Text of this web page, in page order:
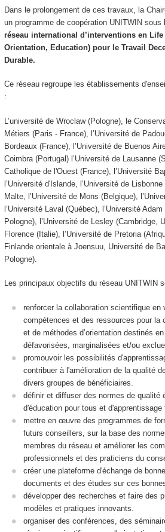
Dans le prolongement de ces travaux, la
un programme de coopération UNITWIN sous
réseau international d’interventions en
Orientation, Education) pour le Travail
Durable.
Ce réseau regroupe les établissements
:
L’université de Wroclaw (Pologne), le
Métiers (Paris - France), l’Université de
Bordeaux (France), l’Université de Buenos
Coimbra (Portugal) l’Université de Lausanne
Catholique de l'Ouest (France), l’Université
l’Université d'Islande, l’Université de
Malte, l’Université de Mons (Belgique),
l’Université Laval (Québec), l’Université
Pologne), l’Université de Lesley (Cambridge,
Florence (Italie), l’Université de Pretoria
Finlande orientale à Joensuu, Université de
Pologne).
Les principaux objectifs du réseau UNITWIN
renforcer la collaboration scientifique en
compétences et des ressources pour la
et de méthodes d’orientation destinés
défavorisées, marginalisées et/ou
promouvoir les possibilités
contribuer à l'amélioration de la qualité
divers groupes de bénéficiaires.
définir et diffuser des normes de qualité
d'éducation pour tous et
mettre en œuvre des programmes de
futurs conseillers, sur la base des
membres du réseau et améliorer les
professionnels et des praticiens du
créer une plateforme d'échange de
documents et des études sur ces
développer des recherches et faire des
modèles et pratiques innovants.
organiser des conférences, des